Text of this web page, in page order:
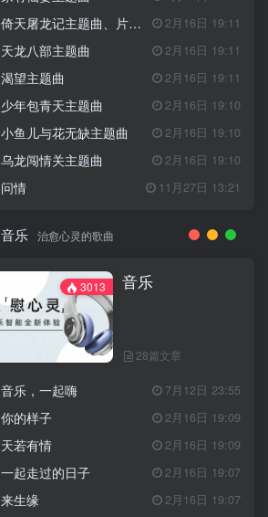
倚天屠龙记主题曲、片头曲 2月16日 19:11
天龙八部主题曲 2月16日 19:11
渴望主题曲 2月16日 19:11
少年包青天主题曲 2月16日 19:10
小鱼儿与花无缺主题曲 2月16日 19:10
乌龙闯情关主题曲 2月16日 19:10
问情 11月27日 13:21
音乐 治愈心灵的歌曲
3013 音乐
28篇文章
音乐，一起嗨 7月12日 23:55
你的样子 2月16日 19:09
天若有情 2月16日 19:09
一起走过的日子 2月16日 19:07
来生缘 2月16日 19:07